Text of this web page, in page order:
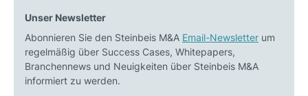
Unser Newsletter
Abonnieren Sie den Steinbeis M&A Email-Newsletter um
regelmäßig über Success Cases, Whitepapers,
Branchennews und Neuigkeiten über Steinbeis M&A
informiert zu werden.